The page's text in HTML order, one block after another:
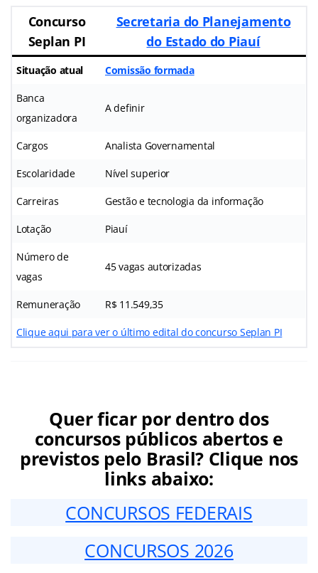
Concurso
Seplan PI
Secretaria do Planejamento
do Estado do Piauí
Situação atual Comissão formada
Banca
organizadora
A definir
Cargos Analista Governamental
Escolaridade Nível superior
Carreiras Gestão e tecnologia da informação
Lotação Piauí
Número de
vagas
45 vagas autorizadas
Remuneração R$ 11.549,35
Clique aqui para ver o último edital do concurso Seplan PI
Quer ficar por dentro dos
concursos públicos abertos e
previstos pelo Brasil? Clique nos
links abaixo:
CONCURSOS FEDERAIS
CONCURSOS 2026